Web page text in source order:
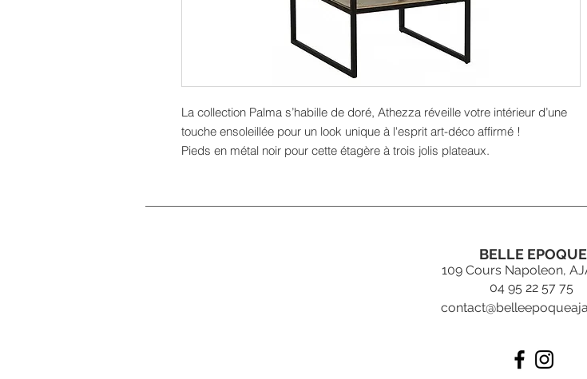
La collection Palma s’habille de doré, Athezza réveille votre intérieur d’une
touche ensoleillée pour un look unique à l'esprit art-déco affirmé !
Pieds en métal noir pour cette étagère à trois jolis plateaux.
BELLE EPOQUE
109 Cours Napoleon,
04 95 22 57 75